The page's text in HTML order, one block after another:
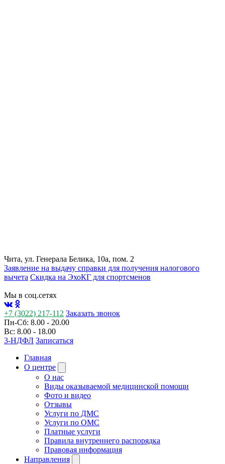
Чита, ул. Генерала Белика, 10а, пом. 2
Заявление на выдачу справки для получения налогового
вычета Cкидка на ЭхоКГ для спортсменов
Мы в соц.сетях
+7 (3022) 217-112 Заказать звонок
Пн-Сб: 8.00 - 20.00
Вс: 8.00 - 18.00
3-НДФЛ Записаться
Главная
О центре
О нас
Виды оказываемой медицинской помощи
Фото и видео
Отзывы
Услуги по ДМС
Услуги по ОМС
Платные услуги
Правила внутреннего распорядка
Правовая информация
Направления